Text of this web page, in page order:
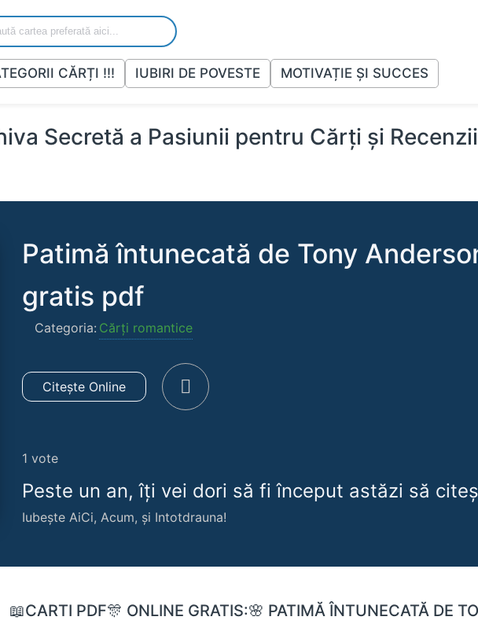
CĂRȚI !!! IUBIRI DE POVESTE MOTIVAȚIE ȘI SUCCES
Secretă a Pasiunii pentru Cărți și
Patimă întunecată de Tony
gratis pdf
Categoria: Cărți romantice
Citește Online
1 vote
Peste un an, îți vei dori să fi început astăzi să
Iubește AiCi, Acum, și Intotdrauna!
📖CARTI PDF🎊 ONLINE GRATIS:🌸 PATIMĂ ÎNTUNECATĂ DE